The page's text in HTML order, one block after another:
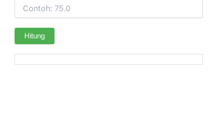
Hitung